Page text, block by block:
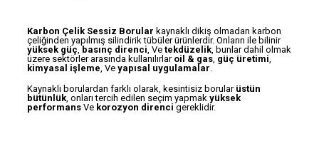
Karbon Çelik Sessiz Borular kaynaklı dikiş olmadan karbon
çeliğinden yapılmış silindirik tübüler ürünlerdir. Onların ile bilinir
yüksek güç basınç direnci , Ve tekdüzelik , bunlar dahil olmak
üzere sektörler arasında kullanılırlar oil & gas güç üretimi
kimyasal işleme , Ve yapısal uygulamalar
Kaynaklı borulardan farklı olarak, kesintisiz borular üstün
bütünlük, onları tercih edilen seçim yapmak yüksek
performans Ve korozyon direnci gereklidir.